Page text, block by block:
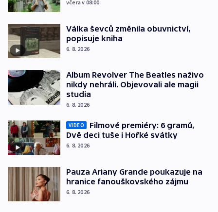
včera v 08:00
Válka ševců změnila obuvnictví,
popisuje kniha
6. 8. 2026
Album Revolver The Beatles naživo
nikdy nehráli. Objevovali ale magii
studia
6. 8. 2026
VIDEO
Filmové premiéry: 6 gramů,
Dvě deci tuše i Hořké svátky
6. 8. 2026
Pauza Ariany Grande poukazuje na
hranice fanouškovského zájmu
6. 8. 2026